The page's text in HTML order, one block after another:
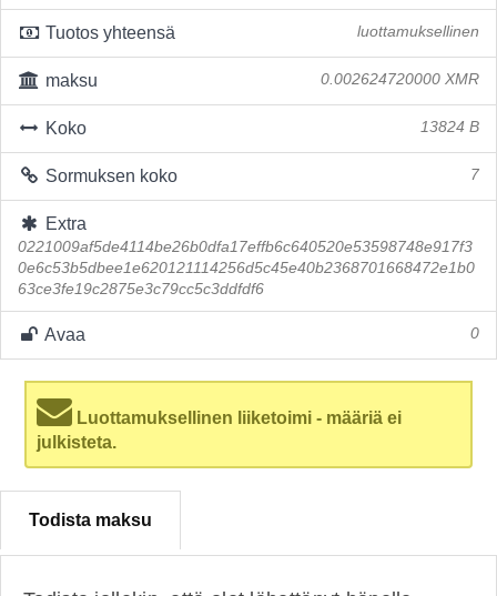
Tuotos yhteensä luottamuksellinen
maksu 0.002624720000 XMR
Koko 13824 B
Sormuksen koko 7
Extra
0221009af5de4114be26b0dfa17effb6c640520e53598748e917f3
0e6c53b5dbee1e620121114256d5c45e40b2368701668472e1b0
63ce3fe19c2875e3c79cc5c3ddfdf6
Avaa 0
Luottamuksellinen liiketoimi - määriä ei
julkisteta.
Todista maksu